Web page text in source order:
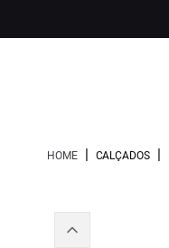
HOME | CALÇADOS |